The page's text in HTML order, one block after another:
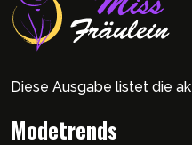
Diese Ausgabe listet die
Modetrends